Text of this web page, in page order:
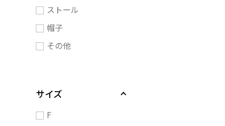
ストール
帽子
その他
サイズ
F